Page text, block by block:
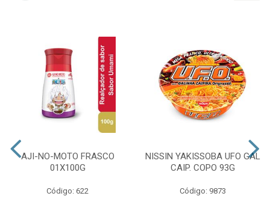
AJI-NO-MOTO FRASCO
01X100G
Código: 622
NISSIN YAKISSOBA UFO GAL
CAIP. COPO 93G
Código: 9873